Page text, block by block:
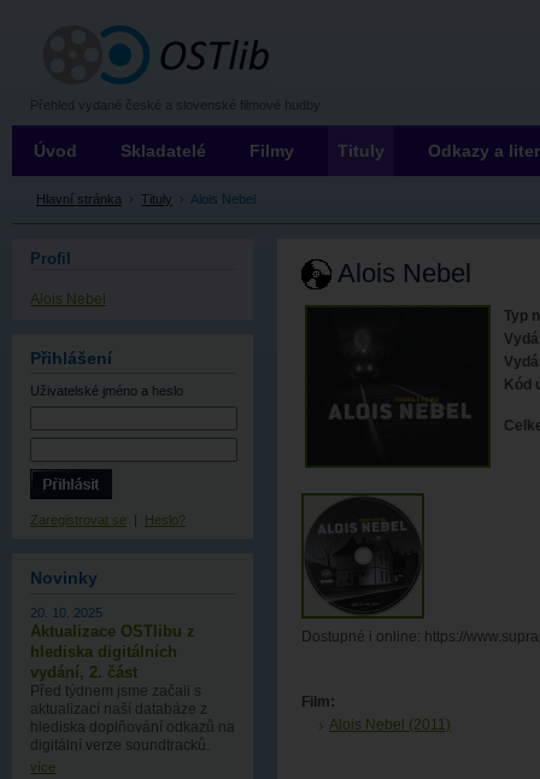
Přehled vydané české a slovenské filmové hudby
Alois Nebel
Typ
Kód
Dostupné i online: https://
Film:
Alois Nebel (2011)
Hlavní stránka › Tituly › Alois Nebel
Úvod Skladatelé Filmy Tituly Odkazy a
Profil
Alois Nebel
Přihlášení
Uživatelské jméno a heslo
Zaregistrovat se | Heslo?
Novinky
20. 10. 2025
Aktualizace OSTlibu z
hlediska digitálních
vydání, 2. část
Před týdnem jsme začali s
aktualizací naší databáze z
hlediska doplňování odkazů na
digitální verze soundtracků.
více